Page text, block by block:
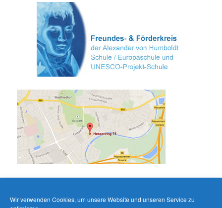
Wir verwenden Cookies, um unsere Website und unseren Service zu